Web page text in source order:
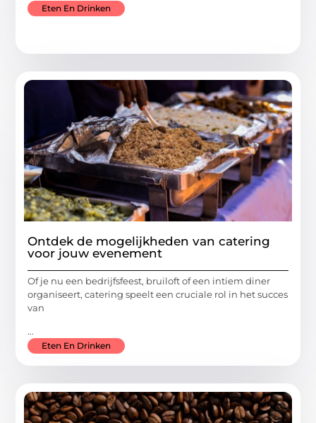
Eten En Drinken
Ontdek de mogelijkheden van catering
voor jouw evenement
Of je nu een bedrijfsfeest, bruiloft of een intiem diner
organiseert, catering speelt een cruciale rol in het succes
van
...
Eten En Drinken